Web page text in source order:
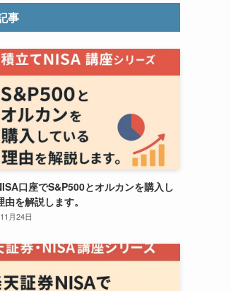
事
口座でS&P500とオルカンを購入し
を解説します。
月24日